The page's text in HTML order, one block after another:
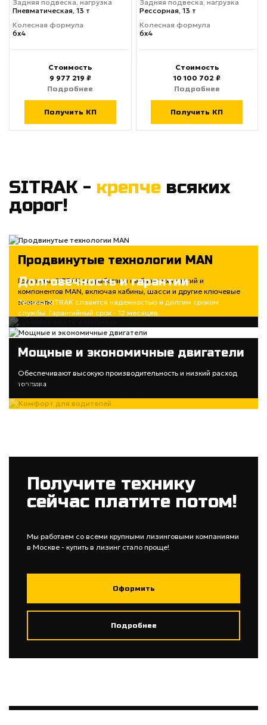
Задняя подвеска, нагрузка
Пневматическая, 13 т
Колесная формула
6х4
Стоимость
9 977 219 ₽
Подробнее
Получить КП
Задняя подвеска, нагрузка
Рессорная, 13 т
Колесная формула
6х4
Стоимость
10 100 702 ₽
Подробнее
Получить КП
SITRAK - крепче всяких
дорог!
Продвинутые технологии MAN
Грузовики SITRAK разработаны на базе технологий и
компонентов MAN, включая кабины, шасси и другие ключевые
элементы
Долговечность и гарантии
Техника SITRAK славится надежностью и долгим сроком
службы. Гарантийный срок - 12 месяцев.
Мощные и экономичные двигатели
Обеспечивают высокую производительность и низкий расход
топлива
Комфорт для водителей
Кабины созданы на основе MAN TG, потому эргономичны,
Получите технику
сейчас платите потом!
Мы работаем со всеми крупными лизинговыми компаниями
в Москве - купить в лизинг стало проще!
Оформить
Подробнее